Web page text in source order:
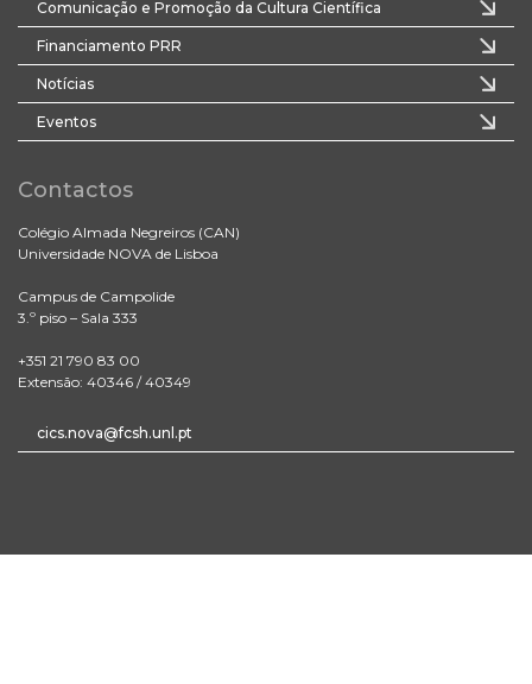
Comunicação e Promoção da Cultura Científica
Financiamento PRR
Notícias
Eventos
Contactos
Colégio Almada Negreiros (CAN)
Universidade NOVA de Lisboa
Campus de Campolide
3.º piso – Sala 333
+351 21 790 83 00
Extensão: 40346 / 40349
cics.nova@fcsh.unl.pt